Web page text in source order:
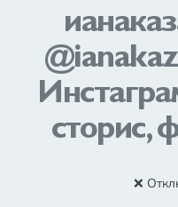
сторис,
❌